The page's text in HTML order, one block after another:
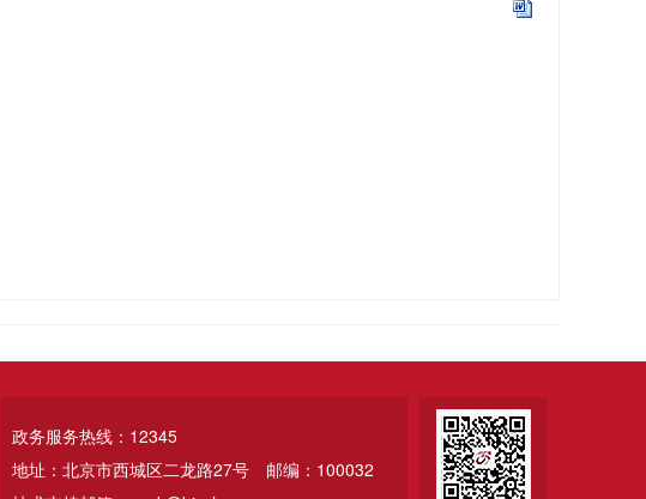
政务服务热线：12345
地址：北京市西城区二龙路27号
邮编：100032